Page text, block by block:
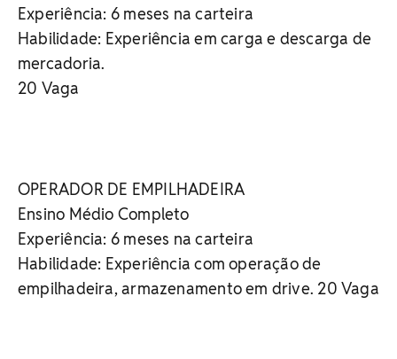
Experiência: 6 meses na carteira
Habilidade: Experiência em carga e descarga de
mercadoria.
20 Vaga
OPERADOR DE EMPILHADEIRA
Ensino Médio Completo
Experiência: 6 meses na carteira
Habilidade: Experiência com operação de
empilhadeira, armazenamento em drive. 20 Vaga